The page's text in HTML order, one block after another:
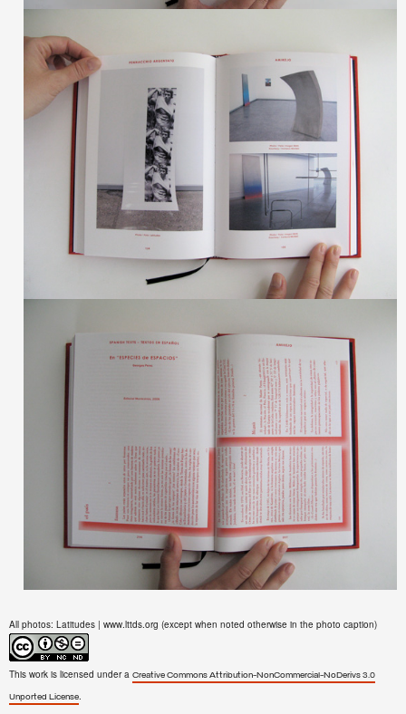
All photos: Latitudes | www.lttds.org (except when noted otherwise in the photo caption)
This work is licensed under a Creative Commons Attribution-NonCommercial-NoDerivs 3.0
Unported License.